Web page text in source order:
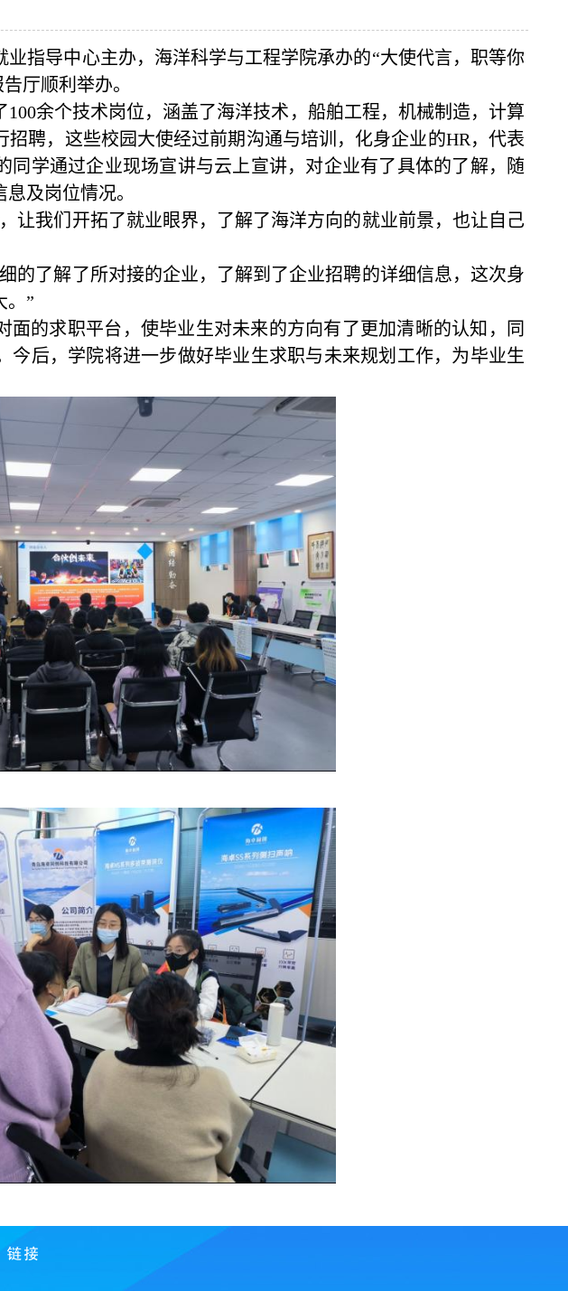
业指导中心主办，海洋科学与工程学院承办的“大使代言，职等你
厅顺利举办。
100余个技术岗位，涵盖了海洋技术，船舶工程，机械制造，计算
聘，这些校园大使经过前期沟通与培训，化身企业的HR，代表
学通过企业现场宣讲与云上宣讲，对企业有了具体的了解，随
息及岗位情况。
让我们开拓了就业眼界，了解了海洋方向的就业前景，也让自己
的了解了所对接的企业，了解到了企业招聘的详细信息，这次身
。”
面的求职平台，使毕业生对未来的方向有了更加清晰的认知，同
今后，学院将进一步做好毕业生求职与未来规划工作，为毕业生